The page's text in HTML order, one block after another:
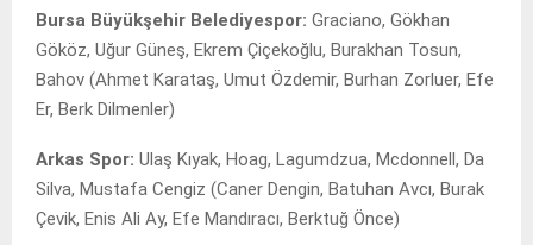
Bursa Büyükşehir Belediyespor: Graciano, Gökhan
Gököz, Uğur Güneş, Ekrem Çiçekoğlu, Burakhan Tosun,
Bahov (Ahmet Karataş, Umut Özdemir, Burhan Zorluer, Efe
Er, Berk Dilmenler)
Arkas Spor: Ulaş Kıyak, Hoag, Lagumdzua, Mcdonnell, Da
Silva, Mustafa Cengiz (Caner Dengin, Batuhan Avcı, Burak
Çevik, Enis Ali Ay, Efe Mandıracı, Berktuğ Önce)